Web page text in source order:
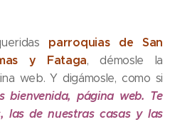
parroquias de San
y Fataga, démosle la
web. Y digámosle, como si
bienvenida, página web. Te
las de nuestras casas y las